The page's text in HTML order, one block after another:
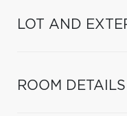
LOT AND
ROOM DETAILS